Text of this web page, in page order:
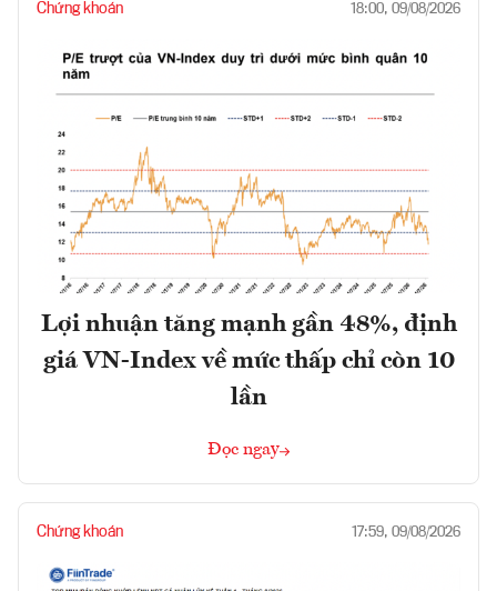
Chứng khoán 18:00, 09/08/2026
Lợi nhuận tăng mạnh gần 48%, định
giá VN-Index về mức thấp chỉ còn 10
lần
Đọc ngay
Chứng khoán 17:59, 09/08/2026